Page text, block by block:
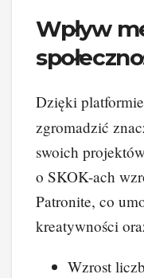
Wpływ
Dzięki platformie
zgromadzić
swoich
o SKOK-ach
Patronite, co
kreatywności
Wzrost